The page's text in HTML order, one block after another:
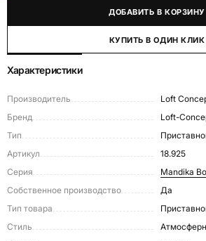
ДОБАВИТЬ В КОРЗИНУ
КУПИТЬ В ОДИН КЛИК
Характеристики
Производитель
Loft
Бренд
Loft-
Тип
Артикул
18.925
Серия
Mandika
Собственное производство
Да
Тип товара
Стиль